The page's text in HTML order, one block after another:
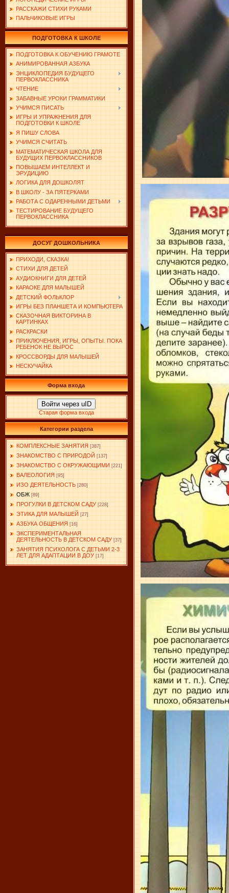
РАССКАЖИ СТИХИ РУКАМИ
ПАЛЬЧИКОВЫЕ ИГРЫ
ПОДГОТОВКА К ШКОЛЕ
ПОДГОТОВКА К ОБУЧЕНИЮ ГРАМОТЕ
АНИМИРОВАННАЯ АЗБУКА
ЭНЦИКЛОПЕДИЯ БУДУЩЕГО
ПЕРВОКЛАССНИКА
ЧТЕНИЕ
ЗАБАВНЫЕ УРОКИ ГРАММАТИКИ
УЧИМСЯ ПИСАТЬ
ИГРЫ И УПРАЖНЕНИЯ ДЛЯ
ПОДГОТОВКИ К ШКОЛЕ
Я ПИШУ СЛОВА
УЧИМСЯ СЧИТАТЬ
МАТЕМАТИЧЕСКАЯ ШКОЛА ДЛЯ
БУДУЩИХ ПЕРВОКЛАССНИКОВ
ПОВЫШАЕМ ИНТЕЛЛЕКТ И
ЭРУДИЦИЮ
ЛОГИКА ДЛЯ ДОШКОЛЯТ
В ШКОЛУ - ЗА ПЯТЕРКАМИ
РАБОТА С ОДАРЕННЫМИ ДЕТЬМИ
ТЕСТИРОВАНИЕ БУДУЩЕГО
ПЕРВОКЛАССНИКА
ДОСУГ ДОШКОЛЬНИКА
ПРИХОДИ, СКАЗКА!
СТИХИ ДЛЯ ДЕТЕЙ
АУДИОКНИГИ ДЛЯ ДЕТЕЙ
КАРАОКЕ ДЛЯ МАЛЫШЕЙ
ДЕТСКИЙ ФОЛЬКЛОР
ИГРЫ БЕЗ ПЛАНШЕТА И КОМПЬЮТЕРА
СКАЗОЧНАЯ ВИКТОРИНА В
КАРТИНКАХ
РАСКРАСКИ
ПРИКЛЮЧЕНИЯ, ИГРЫ, ОПЫТЫ. ПОКА
РЕБЕНОК НЕ ВЫРОС
КРОССВОРДЫ ДЛЯ МАЛЫШЕЙ
НЕСКУЧАЙКА
Форма входа
Войти через uID
Старая форма входа
Категории раздела
КОМПЛЕКСНЫЕ ЗАНЯТИЯ [387]
ЗНАКОМСТВО С ПРИРОДОЙ [137]
ЗНАКОМСТВО С ОКРУЖАЮЩИМИ [221]
ВАЛЕОЛОГИЯ [95]
ИЗО ДЕЯТЕЛЬНОСТЬ [280]
ОБЖ [89]
ПРОГУЛКИ В ДЕТСКОМ САДУ [228]
ЭТИКА ДЛЯ МАЛЫШЕЙ [27]
АЗБУКА ОБЩЕНИЯ [16]
ЭКСПЕРИМЕНТАЛЬНАЯ
ДЕЯТЕЛЬНОСТЬ В ДЕТСКОМ САДУ [37]
ЗАНЯТИЯ ПСИХОЛОГА С ДЕТЬМИ 2-3
ЛЕТ ДЛЯ АДАПТАЦИИ В ДОУ [17]